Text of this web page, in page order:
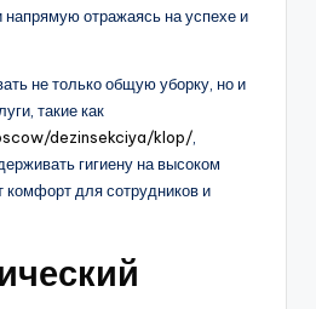
отражаясь на успехе и
не только общую уборку, но и
такие как
dezinsekciya/klop/
гигиену на высоком
комфорт для сотрудников и